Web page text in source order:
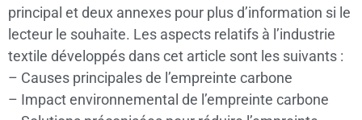
principal et deux annexes pour plus d’information si le
lecteur le souhaite. Les aspects relatifs à l’industrie
textile développés dans cet article sont les suivants :
– Causes principales de l’empreinte carbone
– Impact environnemental de l’empreinte carbone